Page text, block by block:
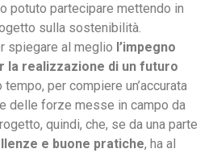
potuto partecipare mettendo in
sulla sostenibilità.
spiegare al meglio l’impegno
la realizzazione di un futuro
per compiere un’accurata
delle forze messe in campo da
quindi, che, se da una parte
e buone pratiche, ha al